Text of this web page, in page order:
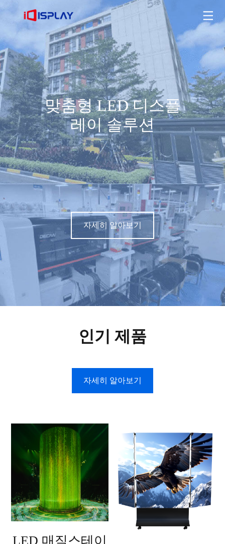
맞춤형 LED 디스플
레이 솔루션
자세히 알아보기
맞춤형 LED 디스플레이 솔루션
자세히 알아보기
인기 제품
자세히 알아보기
LED 매직스테이